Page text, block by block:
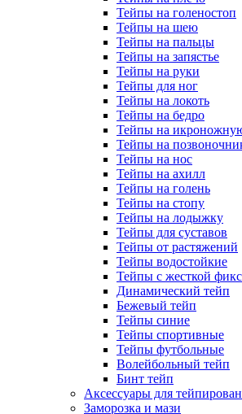
Тейпы на голеностоп
Тейпы на шею
Тейпы на пальцы
Тейпы на запястье
Тейпы на руки
Тейпы для ног
Тейпы на локоть
Тейпы на бедро
Тейпы на
Тейпы на
Тейпы на нос
Тейпы на ахилл
Тейпы на голень
Тейпы на стопу
Тейпы на лодыжку
Тейпы для суставов
Тейпы от растяжений
Тейпы водостойкие
Тейпы с жесткой
Динамический тейп
Бежевый тейп
Тейпы синие
Тейпы спортивные
Тейпы футбольные
Волейбольный тейп
Бинт тейп
Аксессуары для
Заморозка и мази